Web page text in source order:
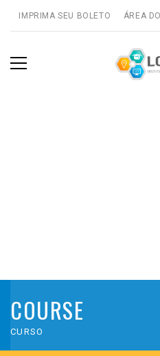
IMPRIMA SEU BOLETO ÁREA
COURSE
CURSO